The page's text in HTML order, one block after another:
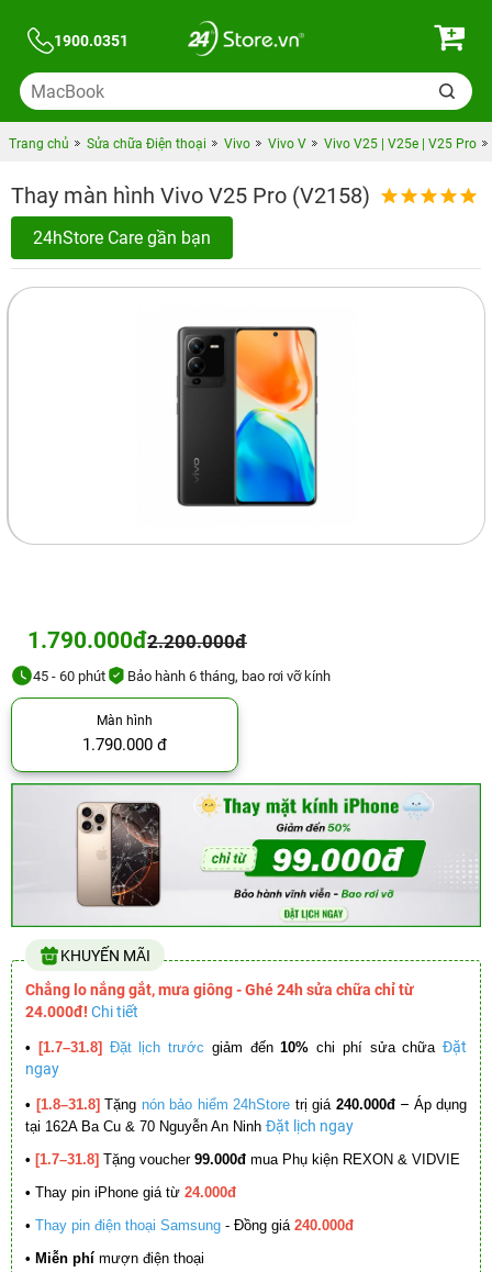
1900.0351
Trang chủ Sửa chữa Điện thoại Vivo Vivo V Vivo V25 | V25e | V25 Pro
Thay màn hình Vivo V25 Pro (V2158)
24hStore Care gần bạn
1.790.000đ2.200.000đ
45 - 60 phút Bảo hành 6 tháng, bao rơi vỡ kính
Màn hình
1.790.000 đ
KHUYẾN MÃI
Chẳng lo nắng gắt, mưa giông - Ghé 24h sửa chữa chỉ từ
24.000đ! Chi tiết
• [1.7–31.8] Đặt lịch trước giảm đến10% chi phí sửa chữa Đặt
ngay
• [1.8–31.8] Tặng nón bảo hiểm 24hStore trị giá 240.000đ – Áp dụng
tại 162A Ba Cu & 70 Nguyễn An Ninh Đặt lịch ngay
• [1.7–31.8] Tặng voucher 99.000đ mua Phụ kiện REXON & VIDVIE
• Thay pin iPhone giá từ 24.000đ
• Thay pin điện thoại Samsung - Đồng giá 240.000đ
• Miễn phí mượn điện thoại